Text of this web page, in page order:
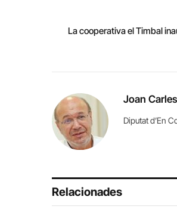
La cooperativa el Timbal
Joan
Diputat d’En
Relacionades